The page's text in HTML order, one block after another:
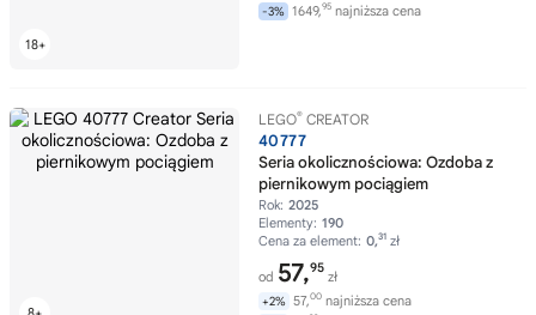
-3% 1649,95 najniższa cena
LEGO® CREATOR
40777
Seria okolicznościowa: Ozdoba z
piernikowym pociągiem
Rok: 2025
Elementy: 190
Cena za element: 0,31 zł
od 57,95
zł
+2% 57,00 najniższa cena